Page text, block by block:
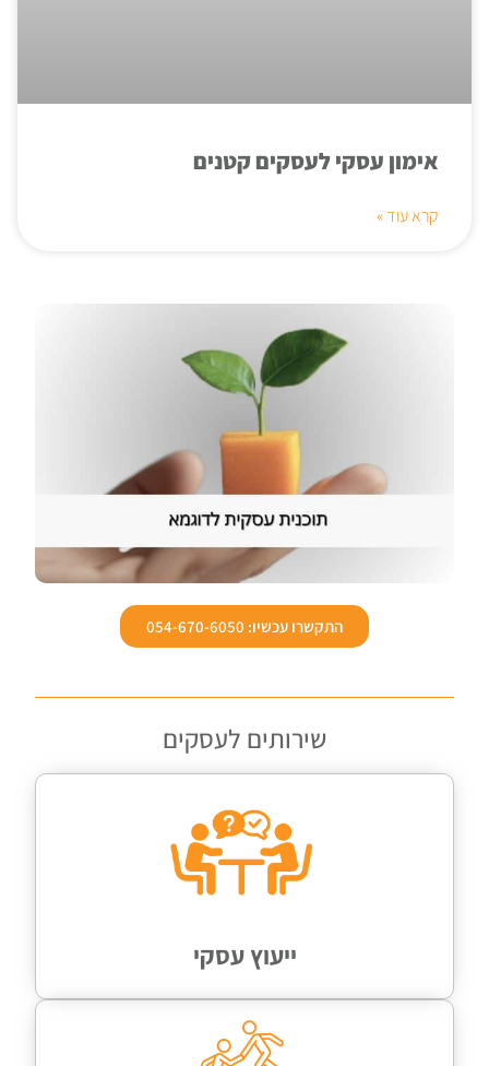
אימון עסקי לעסקים קטנים
קרא עוד »
התקשרו עכשיו: 054-670-6050
שירותים לעסקים
ייעוץ עסקי